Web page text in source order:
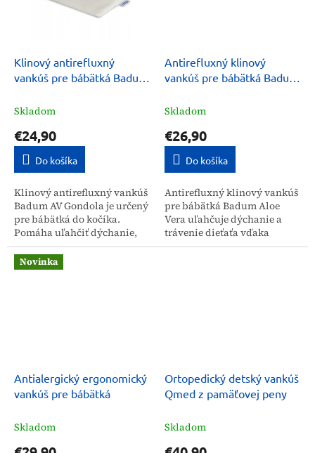
Klinový antirefluxný
vankúš pre bábätká Badum
Skladom
€24,90
Do košíka
Klinový antirefluxný vankúš
Badum AV Gondola je určený
pre bábätká do kočíka.
Pomáha uľahčiť dýchanie,
predchádza ublinkávaniu
stravy a vytekaniu sekrétov,
najmä počas nádchy....
Antirefluxný klinový
vankúš pre bábätká Badum
Skladom
€26,90
Do košíka
Antirefluxný klinový vankúš
pre bábätká Badum Aloe
Vera uľahčuje dýchanie a
trávenie dieťaťa vďaka
vyvýšenej polohe hornej
Novinka
Antialergický ergonomický
vankúš pre bábätká
Skladom
Ortopedický detský vankúš
Qmed z pamäťovej peny
Skladom